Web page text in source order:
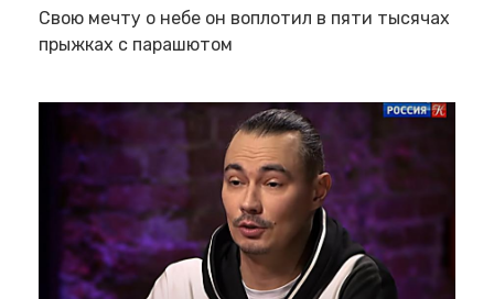
Свою мечту о небе он воплотил в пяти тысячах
прыжках с парашютом